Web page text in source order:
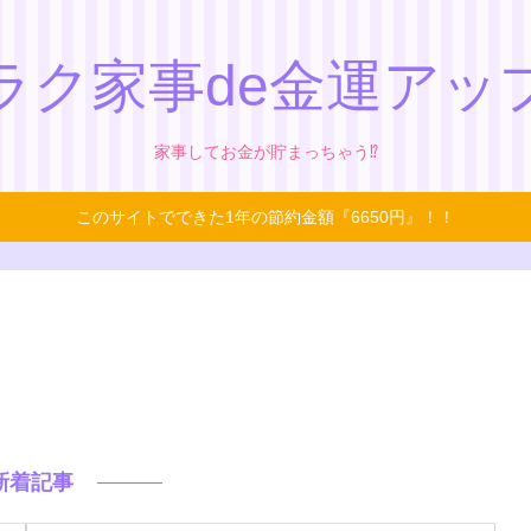
ク家事de金運アッ
家事してお金が貯まっちゃう⁉
このサイトでできた1年の節約金額『6650円』！！
着記事